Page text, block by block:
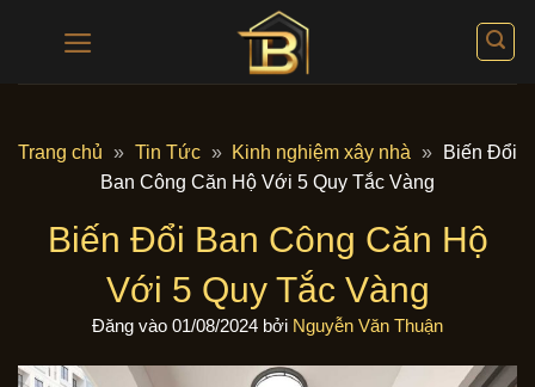
Trang chủ » Tin Tức » Kinh nghiệm xây nhà »
Biến Đổi
Ban Công Căn Hộ Với 5 Quy Tắc Vàng
Biến Đổi Ban Công Căn Hộ
Với 5 Quy Tắc Vàng
Đăng vào 01/08/2024 bởi Nguyễn Văn Thuận